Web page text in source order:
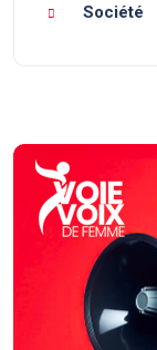
Société